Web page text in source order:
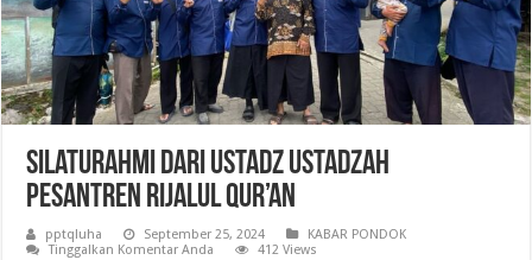
Silaturahmi dari Ustadz Ustadzah
Pesantren Rijalul Qur’an
pptqluha September 25, 2024
KABAR PONDOK
Tinggalkan Komentar Anda
412 Views